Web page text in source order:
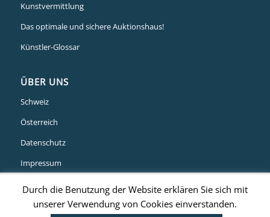
Kunstvermittlung
Das optimale und sichere Auktionshaus!
Künstler-Glossar
ÜBER UNS
Schweiz
Österreich
Datenschutz
Impressum
Durch die Benutzung der Website erklären Sie sich mit
unserer Verwendung von Cookies einverstanden.